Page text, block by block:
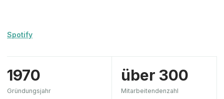
Spotify
1970
Gründungsjahr
über 300
Mitarbeitendenzahl